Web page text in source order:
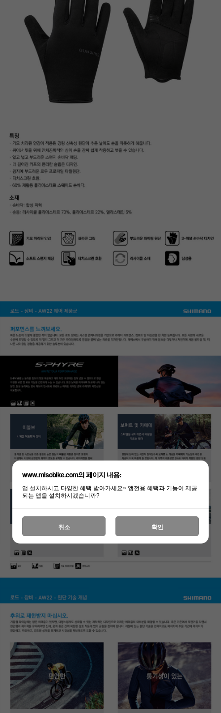
www.misobike.com의 페이지 내용:
앱 설치하시고 다양한 혜택 받아가세요~ 앱전용 혜택과 기능이 제공
되는 앱을 설치하시겠습니까?
취소 확인